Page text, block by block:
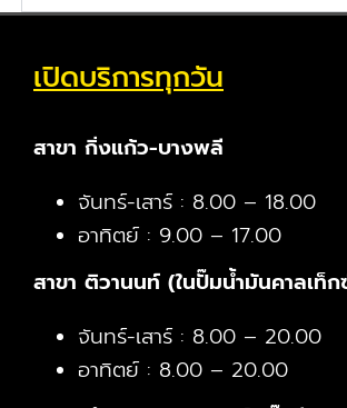
เปิดบริการทุกวัน
สาขา กิ่งแก้ว-บางพลี
จันทร์-เสาร์ : 8.00 – 18.00
อาทิตย์ : 9.00 – 17.00
สาขา ติวานนท์ (ในปั๊มน้ำมันคาลเท็ก
จันทร์-เสาร์ : 8.00 – 20.00
อาทิตย์ : 8.00 – 20.00